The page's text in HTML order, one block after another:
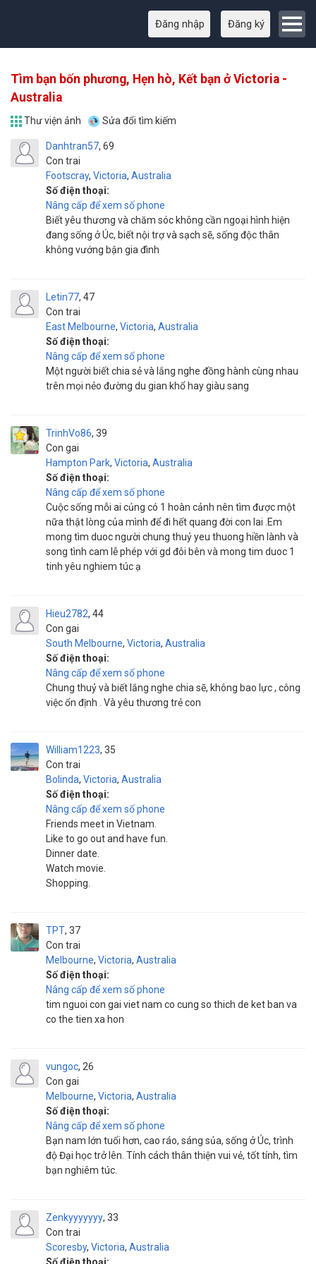
Đăng nhập Đăng ký
Tìm bạn bốn phương, Hẹn hò, Kết bạn ở Victoria -
Australia
Thư viện ảnh Sửa đổi tìm kiếm
Danhtran57
Con trai
69
Footscray, Victoria, Australia
Số điện thoại:
Nâng cấp để xem số phone
Biết yêu thương và chăm sóc không cần ngoại hình hiện
đang sống ở Úc, biết nội trợ và sạch sẽ, sống độc thân
không vướng bận gia đình
Letin77
Con trai
47
East Melbourne, Victoria, Australia
Số điện thoại:
Nâng cấp để xem số phone
Một người biết chia sẻ và lắng nghe đồng hành cùng nhau
trên mọi nẻo đường du gian khổ hay giàu sang
TrinhVo86
Con gai
39
Hampton Park, Victoria, Australia
Số điện thoại:
Nâng cấp để xem số phone
Cuộc sống mỗi ai củng có 1 hoàn cảnh nên tìm được một
nữa thật lòng của mình để đi hết quang đời con lai .Em
mong tìm duoc người chung thuỷ yeu thuong hiền lành và
song tình cam lễ phép với gd đôi bên và mong tim duoc 1
tinh yêu nghiem túc ạ
Hieu2782
Con gai
44
South Melbourne, Victoria, Australia
Số điện thoại:
Nâng cấp để xem số phone
Chung thuỷ và biết lắng nghe chia sẽ, không bao lực , công
việc ổn định . Và yêu thương trẻ con
William1223
Con trai
35
Bolinda, Victoria, Australia
Số điện thoại:
Nâng cấp để xem số phone
Friends meet in Vietnam.
Like to go out and have fun.
Dinner date.
Watch movie.
Shopping.
TPT
Con trai
37
Melbourne, Victoria, Australia
Số điện thoại:
Nâng cấp để xem số phone
tim nguoi con gai viet nam co cung so thich de ket ban va
co the tien xa hon
vungoc
Con gai
26
Melbourne, Victoria, Australia
Số điện thoại:
Nâng cấp để xem số phone
Bạn nam lớn tuổi hơn, cao ráo, sáng sủa, sống ở Úc, trình
độ Đại học trở lên. Tính cách thân thiện vui vẻ, tốt tính, tìm
bạn nghiêm túc.
Zenkyyyyyyy
Con trai
33
Scoresby, Victoria, Australia